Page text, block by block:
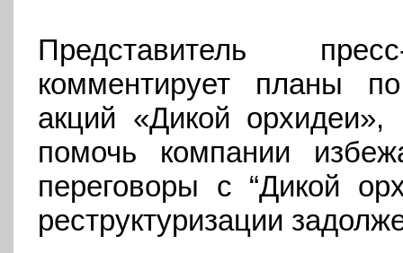
Представитель
комментирует планы
акций «Дикой
помочь компании
переговоры с “Дикой
реструктуризации